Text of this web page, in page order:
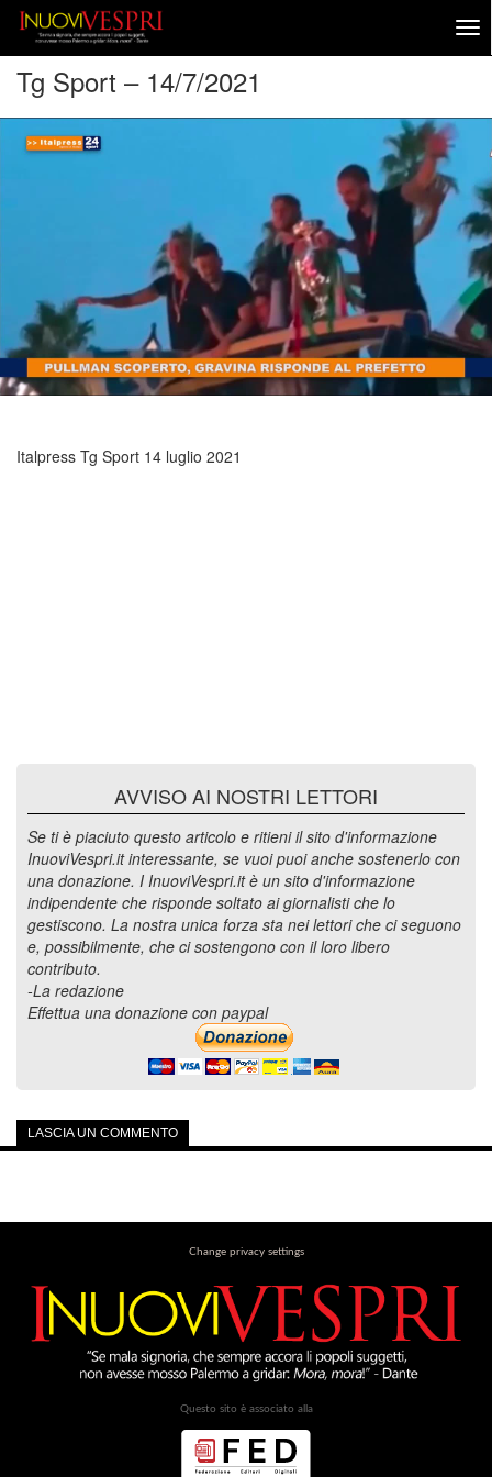
Tg Sport – 14/7/2021
Italpress Tg Sport 14 luglio 2021
AVVISO AI NOSTRI LETTORI
Se ti è piaciuto questo articolo e ritieni il sito d'informazione
InuoviVespri.it interessante, se vuoi puoi anche sostenerlo con
una donazione. I InuoviVespri.it è un sito d'informazione
indipendente che risponde soltato ai giornalisti che lo
gestiscono. La nostra unica forza sta nei lettori che ci seguono
e, possibilmente, che ci sostengono con il loro libero
contributo.
-La redazione
Effettua una donazione con paypal
LASCIA UN COMMENTO
Change privacy settings
Questo sito è associato alla